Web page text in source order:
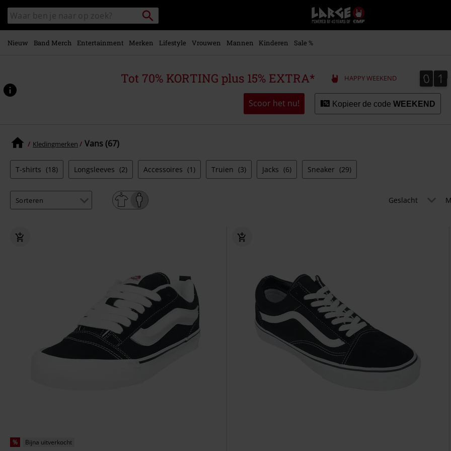
naar
hoofdinhoud
Zoek
in
catalogus
Packstation
zoeken
Large
–
Muziek-,
+
kleding
Nieuw Band Merch Entertainment Merken Lifestyle Vrouwen Mannen Kinderen Sale %
Tot 70% KORTING plus 15% EXTRA* HAPPY WEEKEND 0
0 1
1
Scoor het nu! Kopieer de code WEEKEND
Kledingmerken Vans (67)
T-shirts (18) Longsleeves (2) Accessoires (1) Truien (3) Jacks (6) Sneaker (29)
Geslacht
% Bijna uitverkocht